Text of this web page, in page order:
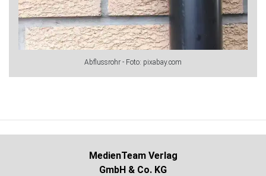
Abflussrohr - Foto: pixabay.com
MedienTeam Verlag
GmbH & Co. KG